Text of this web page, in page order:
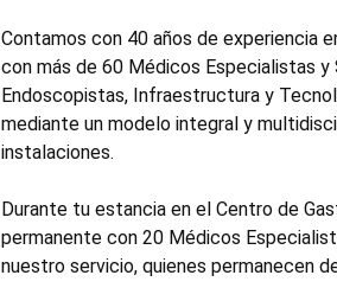
Contamos con 40 años de experiencia
con más de 60 Médicos Especialistas
Endoscopistas, Infraestructura y
mediante un modelo integral y
instalaciones.
Durante tu estancia en el Centro de
permanente con 20 Médicos
nuestro servicio, quienes permanecen